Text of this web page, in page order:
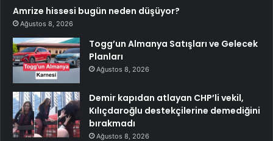
Amrize hissesi bugün neden düşüyor?
Ağustos 8, 2026
Togg’un Almanya Satışları ve Gelecek
Planları
Ağustos 8, 2026
Demir kapıdan atlayan CHP’li vekil,
Kılıçdaroğlu destekçilerine demediğini
bırakmadı
Ağustos 8, 2026